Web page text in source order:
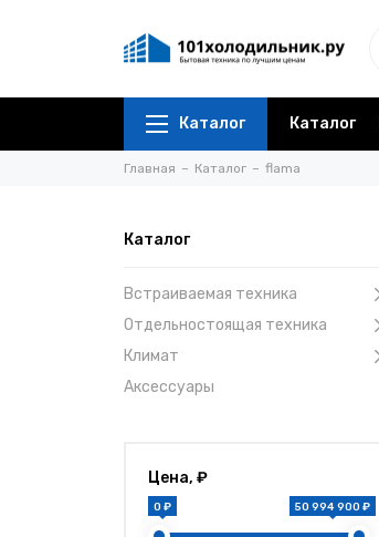
Каталог Каталог
Главная Каталог flama
Каталог
Встраиваемая техника
Отдельностоящая техника
Климат
Аксессуары
Цена, ₽
0 ₽ 50 994 900 ₽